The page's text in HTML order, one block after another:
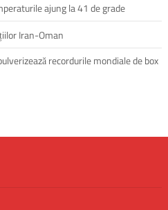
ajung la 41 de grade
Iran-Oman
recordurile mondiale de box